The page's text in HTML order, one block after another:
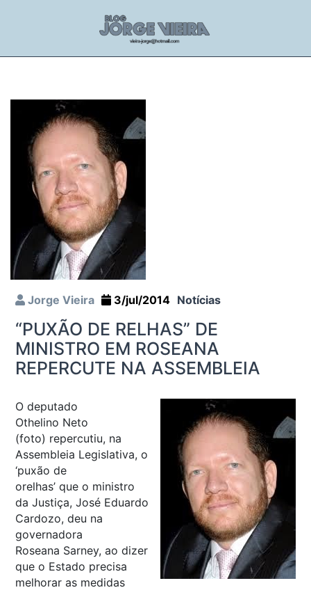
Jorge Vieira 3/jul/2014 Notícias
“PUXÃO DE RELHAS” DE
MINISTRO EM ROSEANA
REPERCUTE NA ASSEMBLEIA
O deputado
Othelino Neto
(foto) repercutiu, na
Assembleia Legislativa, o
‘puxão de
orelhas’ que o ministro
da Justiça, José Eduardo
Cardozo, deu na
governadora
Roseana Sarney, ao dizer
que o Estado precisa
melhorar as medidas